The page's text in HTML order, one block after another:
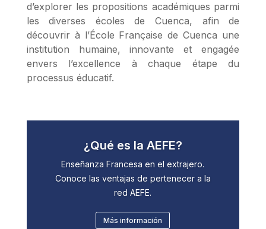
d’explorer les propositions académiques parmi
les diverses écoles de Cuenca, afin de
découvrir à l’École Française de Cuenca une
institution humaine, innovante et engagée
envers l’excellence à chaque étape du
processus éducatif.
¿Qué es la AEFE?
Enseñanza Francesa en el extrajero.
Conoce las ventajas de pertenecer a la
red AEFE.
Más información